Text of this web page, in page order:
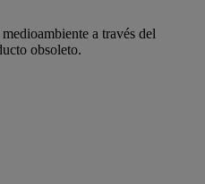
a través del
obsoleto.